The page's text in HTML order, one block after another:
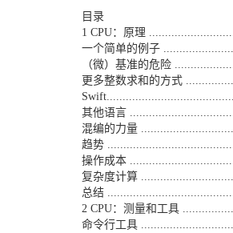
目录
1 CPU：原理
一个简单的例子
（微）基准的危险
更多整数求和的方式
其他语言
混编的力量
趋势
操作成本
复杂度计算
总结
2 CPU：测量和工具
命令行工具